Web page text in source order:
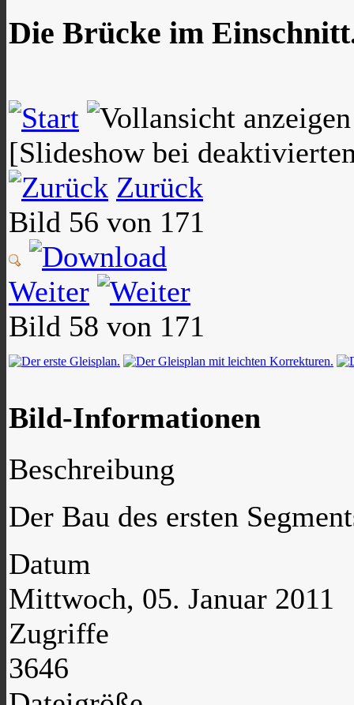
Die Brücke im
[Slideshow bei
Zurück
Bild 56 von 171
Weiter
Bild 58 von 171
Bild-Informationen
Beschreibung
Der Bau des ersten
Datum
Mittwoch, 05. Januar 2011
Zugriffe
3646